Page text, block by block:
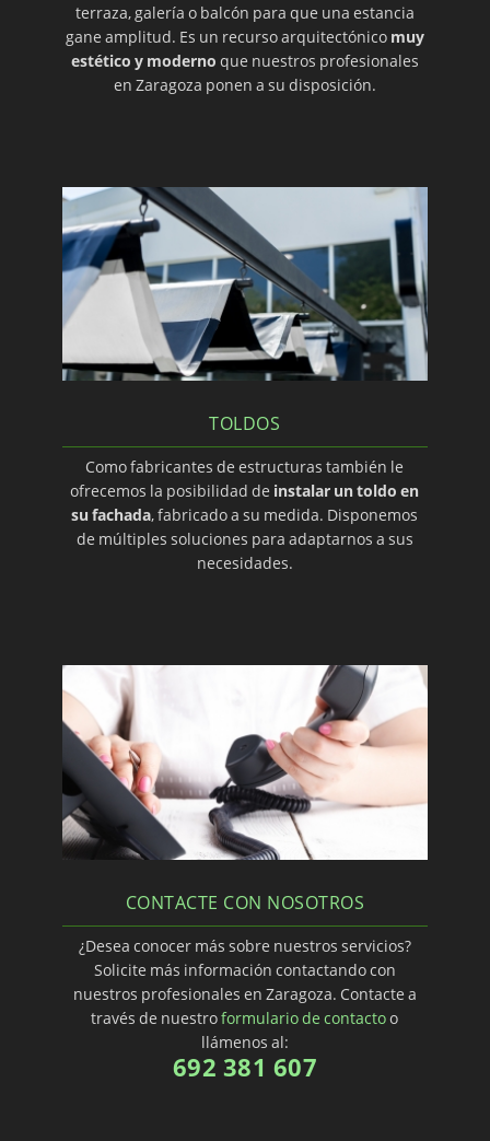
terraza, galería o balcón para que una estancia
gane amplitud. Es un recurso arquitectónico muy
estético y moderno que nuestros profesionales
en Zaragoza ponen a su disposición.
TOLDOS
Como fabricantes de estructuras también le
ofrecemos la posibilidad de instalar un toldo en
su fachada, fabricado a su medida. Disponemos
de múltiples soluciones para adaptarnos a sus
necesidades.
CONTACTE CON NOSOTROS
¿Desea conocer más sobre nuestros servicios?
Solicite más información contactando con
nuestros profesionales en Zaragoza. Contacte a
través de nuestroformulario de contactoo
llámenos al:
692 381 607